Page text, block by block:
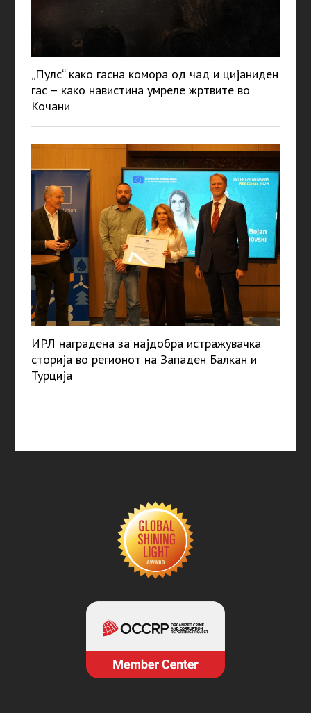
„Пулс“ како гасна комора од чад и цијаниден
гас – како навистина умреле жртвите во
Кочани
ИРЛ наградена за најдобра истражувачка
сторија во регионот на Западен Балкан и
Турција